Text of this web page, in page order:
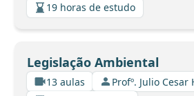
19 horas de estudo
Legislação Ambiental
13 aulas
Profº. Julio Cesar